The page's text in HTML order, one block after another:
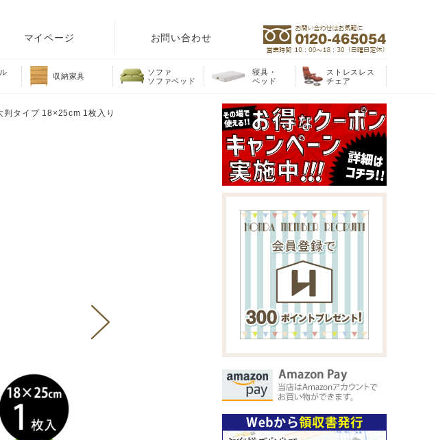
マイページ お問い合わせ
収納家具
ソファ
ソファベッド
寝具・
ベッド
ストレスレス
チェア
判タイプ 18×25cm 1枚入り